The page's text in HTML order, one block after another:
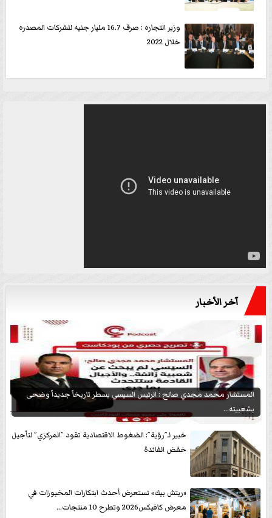
وزير التجاره : صرف 16.7 مليار جنيه للشركات المصدره
خلال 2022
آخر الأخبار
المستشار محمد مجدي صالح : الرئيس السيسي يسطر تاريخاً جديداً وضحى
بشعبيته...
خبير لـ”رؤية”: الضغوط الاقتصادية تقود ”المركزي” لتأجيل
خفض الفائدة
«ريتش بيك» تستعرض أحدث ابتكارات المخبوزات في
معرض كافيكس2026 وتطرح 10 منتجات...